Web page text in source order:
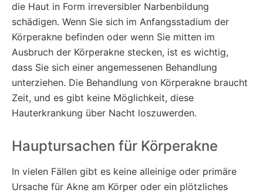
die Haut in Form irreversibler Narbenbildung
schädigen. Wenn Sie sich im Anfangsstadium der
Körperakne befinden oder wenn Sie mitten im
Ausbruch der Körperakne stecken, ist es wichtig,
dass Sie sich einer angemessenen Behandlung
unterziehen. Die Behandlung von Körperakne braucht
Zeit, und es gibt keine Möglichkeit, diese
Hauterkrankung über Nacht loszuwerden.
Hauptursachen für Körperakne
In vielen Fällen gibt es keine alleinige oder primäre
Ursache für Akne am Körper oder ein plötzliches